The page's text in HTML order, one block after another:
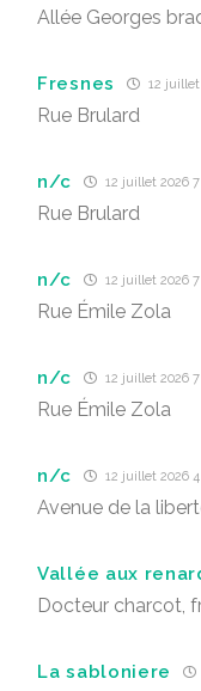
Allée Georges
Fresnes 12
Rue Brulard
n/c 12 juillet 2026
Rue Brulard
n/c 12 juillet 2026
Rue Émile Zola
n/c 12 juillet 2026
Rue Émile Zola
n/c 12 juillet 2026
Avenue de la
Vallée aux
Docteur charcot,
La sabloniere